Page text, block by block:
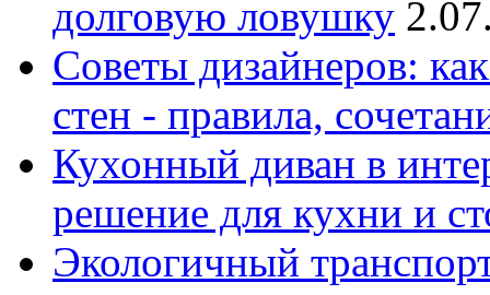
долговую ловушку
Советы дизайнеров:
стен - правила,
Кухонный диван в
решение для кухни и
Экологичный